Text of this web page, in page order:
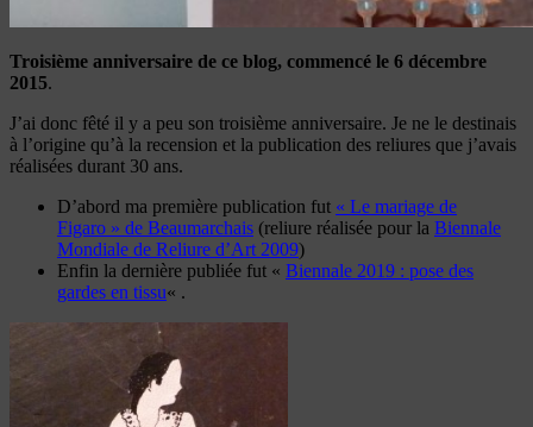
Troisième anniversaire de ce blog, commencé le 6 décembre
2015.
J’ai donc fêté il y a peu son troisième anniversaire. Je ne le destinais
à l’origine qu’à la recension et la publication des reliures que j’avais
réalisées durant 30 ans.
D’abord ma première publication fut « Le mariage de
Figaro » de Beaumarchais (reliure réalisée pour la Biennale
Mondiale de Reliure d’Art 2009)
Enfin la dernière publiée fut « Biennale 2019 : pose des
gardes en tissu« .